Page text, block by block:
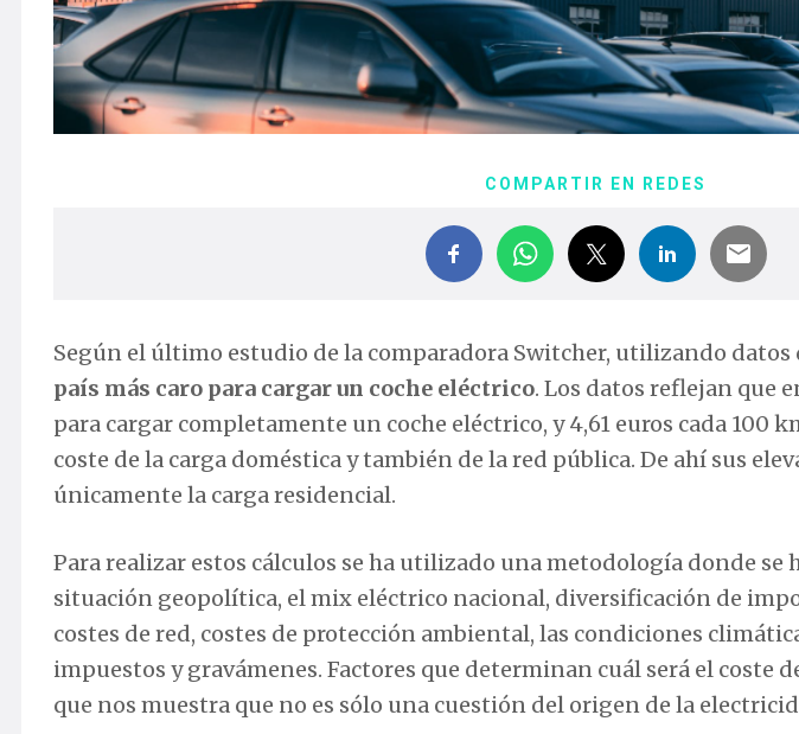
COMPARTIR EN REDES
Según el último estudio de la comparadora Switcher, utilizando datos
país más caro para cargar un coche eléctrico. Los datos reflejan que
para cargar completamente un coche eléctrico, y 4,61 euros cada 100
coste de la carga doméstica y también de la red pública. De ahí sus
únicamente la carga residencial.
Para realizar estos cálculos se ha utilizado una metodología donde se
situación geopolítica, el mix eléctrico nacional, diversificación de
costes de red, costes de protección ambiental, las condiciones
impuestos y gravámenes. Factores que determinan cuál será el coste
que nos muestra que no es sólo una cuestión del origen de la